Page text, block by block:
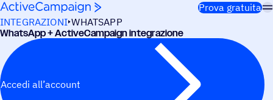
Salta al contenuto
Prova gratuita
INTEGRAZIONI WHATSAPP
WhatsApp + ActiveCampaign integrazione
Accedi all’account